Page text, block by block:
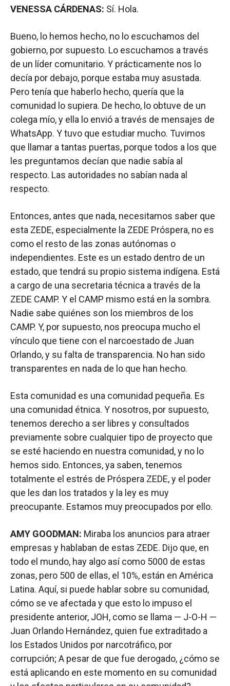
VENESSA CÁRDENAS: Sí. Hola.
Bueno, lo hemos hecho, no lo escuchamos del
gobierno, por supuesto. Lo escuchamos a través
de un líder comunitario. Y prácticamente nos lo
decía por debajo, porque estaba muy asustada.
Pero tenía que haberlo hecho, quería que la
comunidad lo supiera. De hecho, lo obtuve de un
colega mío, y ella lo envió a través de mensajes de
WhatsApp. Y tuvo que estudiar mucho. Tuvimos
que llamar a tantas puertas, porque todos a los que
les preguntamos decían que nadie sabía al
respecto. Las autoridades no sabían nada al
respecto.
Entonces, antes que nada, necesitamos saber que
esta ZEDE, especialmente la ZEDE Próspera, no es
como el resto de las zonas autónomas o
independientes. Este es un estado dentro de un
estado, que tendrá su propio sistema indígena. Está
a cargo de una secretaria técnica a través de la
ZEDE CAMP. Y el CAMP mismo está en la sombra.
Nadie sabe quiénes son los miembros de los
CAMP. Y, por supuesto, nos preocupa mucho el
vínculo que tiene con el narcoestado de Juan
Orlando, y su falta de transparencia. No han sido
transparentes en nada de lo que han hecho.
Esta comunidad es una comunidad pequeña. Es
una comunidad étnica. Y nosotros, por supuesto,
tenemos derecho a ser libres y consultados
previamente sobre cualquier tipo de proyecto que
se esté haciendo en nuestra comunidad, y no lo
hemos sido. Entonces, ya saben, tenemos
totalmente el estrés de Próspera ZEDE, y el poder
que les dan los tratados y la ley es muy
preocupante. Estamos muy preocupados por ello.
AMY GOODMAN: Miraba los anuncios para atraer
empresas y hablaban de estas ZEDE. Dijo que, en
todo el mundo, hay algo así como 5000 de estas
zonas, pero 500 de ellas, el 10%, están en América
Latina. Aquí, si puede hablar sobre su comunidad,
cómo se ve afectada y que esto lo impuso el
presidente anterior, JOH, como se llama — J-O-H —
Juan Orlando Hernández, quien fue extraditado a
los Estados Unidos por narcotráfico, por
corrupción; A pesar de que fue derogado, ¿cómo se
está aplicando en este momento en su comunidad